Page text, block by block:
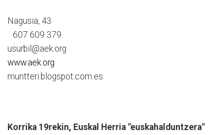
Nagusia, 43
607 609 379.
usurbil@aek.org
www.aek.org
muntteri.blogspot.com.es
Korrika 19rekin, Euskal Herria "euskahalduntzera"